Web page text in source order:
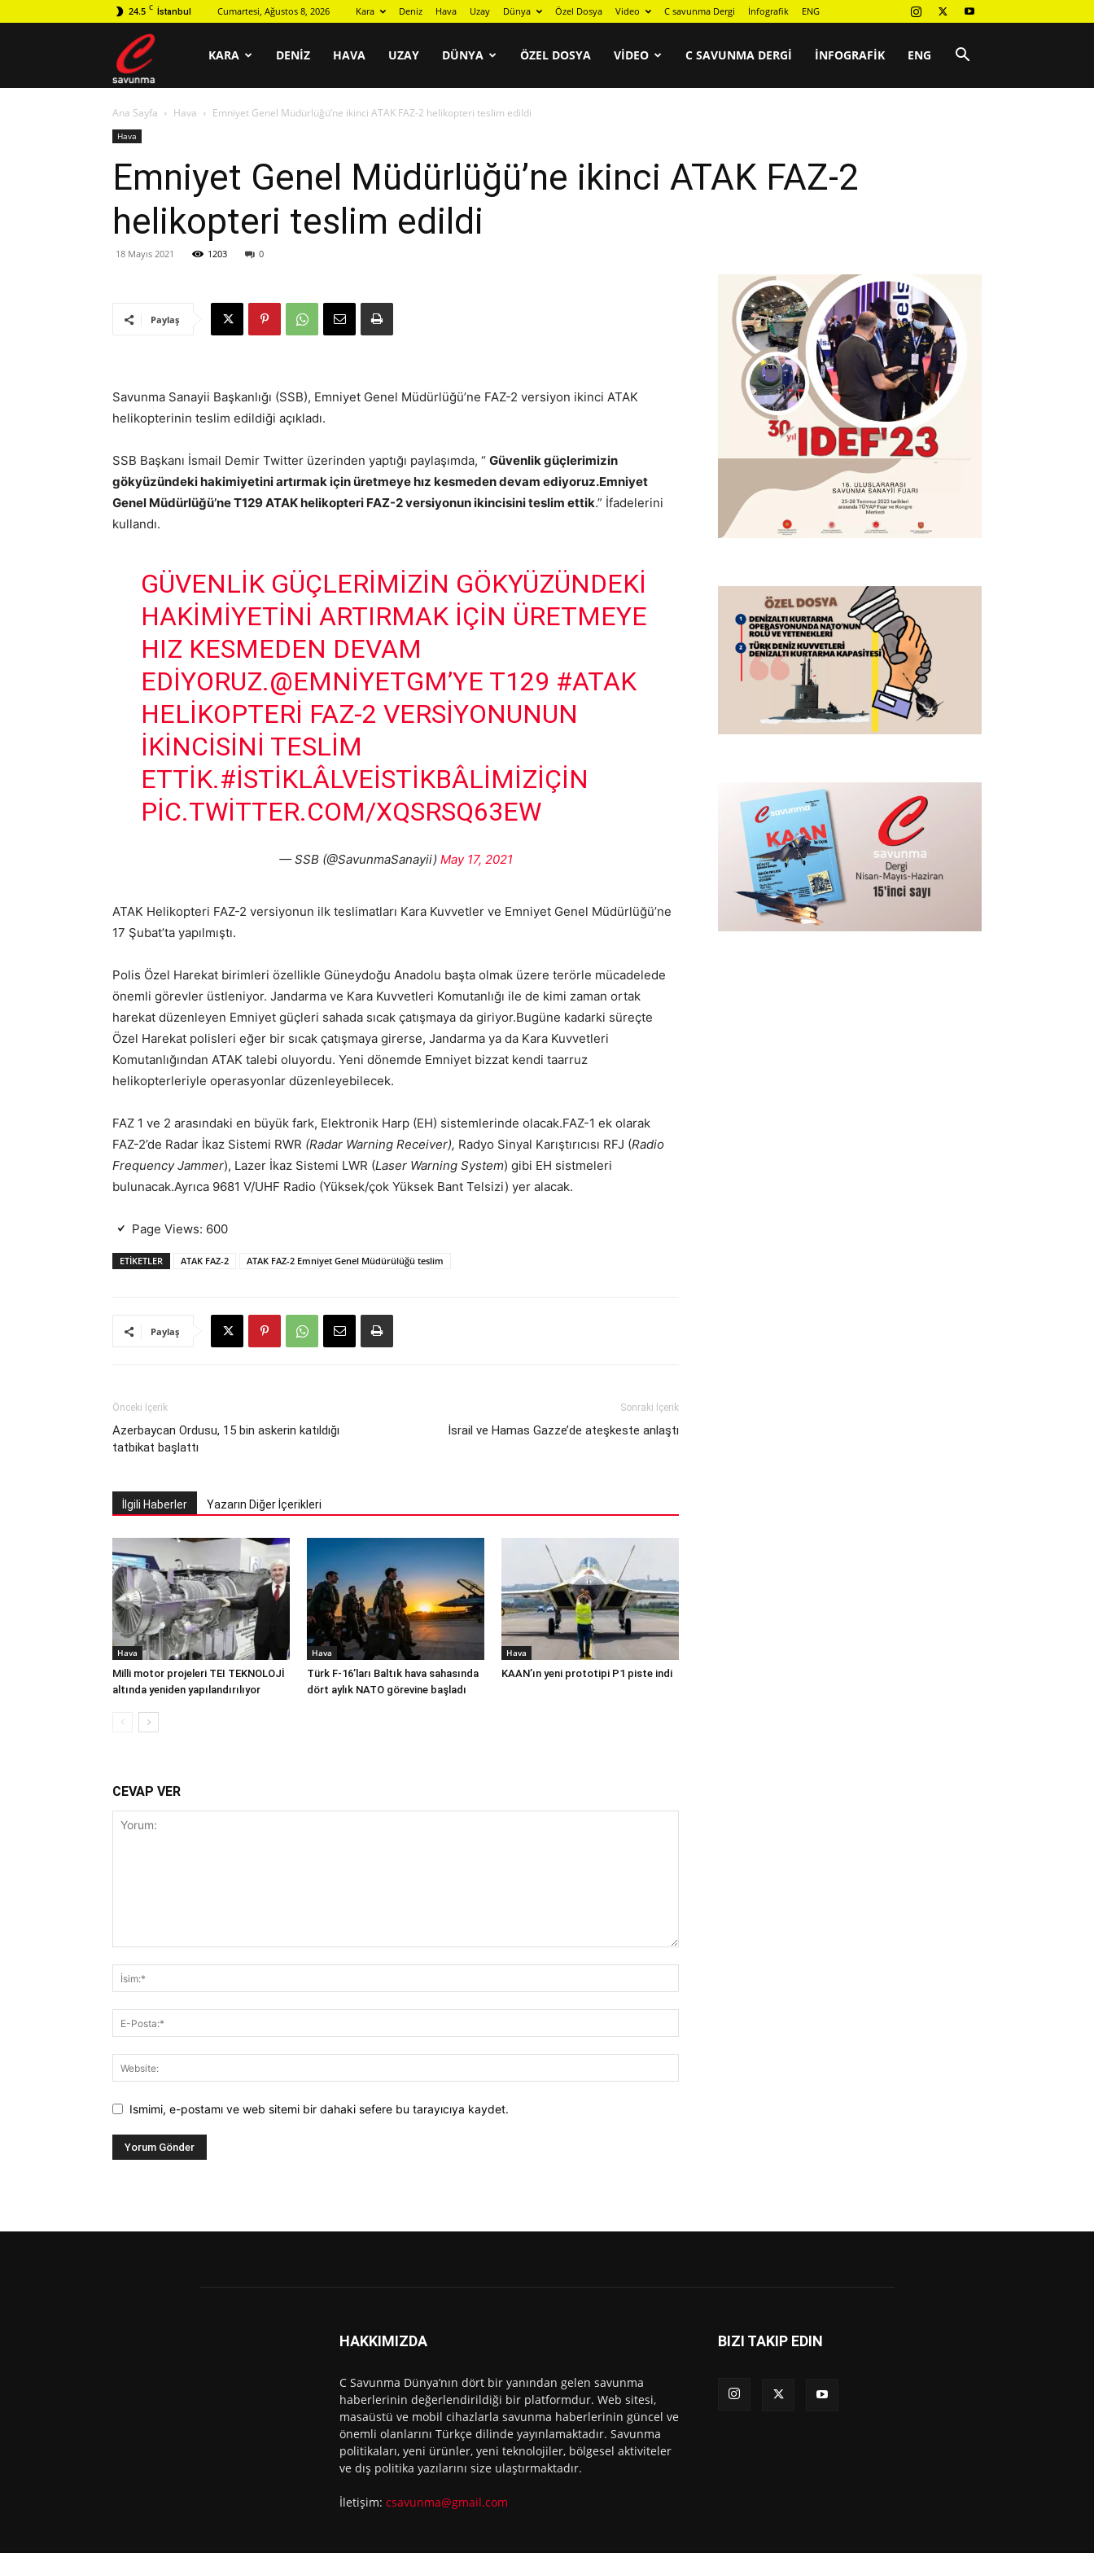
24.5 C İstanbul Cumartesi, Ağustos 8, 2026 Kara Deniz Hava Uzay Dünya Özel Dosya Video C savunma Dergi İnfografik ENG
savunma
KARA DENIZ HAVA UZAY DÜNYA ÖZEL DOSYA VIDEO C SAVUNMA DERGI İNFOGRAFIK ENG
Ana Sayfa Hava Emniyet Genel Müdürlüğü’ne ikinci ATAK FAZ-2 helikopteri teslim edildi
Hava
Emniyet Genel Müdürlüğü’ne ikinci ATAK FAZ-2
helikopteri teslim edildi
18 Mayıs 2021 1203 0
Paylaş
Savunma Sanayii Başkanlığı (SSB), Emniyet Genel Müdürlüğü’ne FAZ-2 versiyon ikinci ATAK
helikopterinin teslim edildiği açıkladı.
SSB Başkanı İsmail Demir Twitter üzerinden yaptığı paylaşımda, “ Güvenlik güçlerimizin
gökyüzündeki hakimiyetini artırmak için üretmeye hız kesmeden devam ediyoruz.Emniyet
Genel Müdürlüğü’ne T129 ATAK helikopteri FAZ-2 versiyonun ikincisini teslim ettik.” İfadelerini
kullandı.
GÜVENLIK GÜÇLERIMIZIN GÖKYÜZÜNDEKI
HAKIMIYETINI ARTIRMAK IÇIN ÜRETMEYE
HIZ KESMEDEN DEVAM
EDIYORUZ.@EMNIYETGM’YE T129 #ATAK
HELIKOPTERI FAZ-2 VERSIYONUNUN
IKINCISINI TESLIM
ETTIK.#İSTIKLÂLVEİSTIKBÂLIMIZİÇIN
PIC.TWITTER.COM/XQSRSQ63EW
— SSB (@SavunmaSanayii) May 17, 2021
ATAK Helikopteri FAZ-2 versiyonun ilk teslimatları Kara Kuvvetler ve Emniyet Genel Müdürlüğü’ne
17 Şubat’ta yapılmıştı.
Polis Özel Harekat birimleri özellikle Güneydoğu Anadolu başta olmak üzere terörle mücadelede
önemli görevler üstleniyor. Jandarma ve Kara Kuvvetleri Komutanlığı ile de kimi zaman ortak
harekat düzenleyen Emniyet güçleri sahada sıcak çatışmaya da giriyor.Bugüne kadarki süreçte
Özel Harekat polisleri eğer bir sıcak çatışmaya girerse, Jandarma ya da Kara Kuvvetleri
Komutanlığından ATAK talebi oluyordu. Yeni dönemde Emniyet bizzat kendi taarruz
helikopterleriyle operasyonlar düzenleyebilecek.
FAZ 1 ve 2 arasındaki en büyük fark, Elektronik Harp (EH) sistemlerinde olacak.FAZ-1 ek olarak
FAZ-2’de Radar İkaz Sistemi RWR (Radar Warning Receiver), Radyo Sinyal Karıştırıcısı RFJ (Radio
Frequency Jammer), Lazer İkaz Sistemi LWR (Laser Warning System) gibi EH sistmeleri
bulunacak.Ayrıca 9681 V/UHF Radio (Yüksek/çok Yüksek Bant Telsizi) yer alacak.
Page Views: 600
ETIKETLER ATAK FAZ-2 ATAK FAZ-2 Emniyet Genel Müdürülüğü teslim
Paylaş
Önceki İçerik
Azerbaycan Ordusu, 15 bin askerin katıldığı
tatbikat başlattı
Sonraki İçerik
İsrail ve Hamas Gazze’de ateşkeste anlaştı
İlgili Haberler Yazarın Diğer İçerikleri
Hava
Milli motor projeleri TEI TEKNOLOJİ
altında yeniden yapılandırılıyor
Hava
Türk F-16’ları Baltık hava sahasında
dört aylık NATO görevine başladı
Hava
KAAN’ın yeni prototipi P1 piste indi
CEVAP VER
Ismimi, e-postamı ve web sitemi bir dahaki sefere bu tarayıcıya kaydet.
HAKKIMIZDA
C Savunma Dünya’nın dört bir yanından gelen savunma
haberlerinin değerlendirildiği bir platformdur. Web sitesi,
masaüstü ve mobil cihazlarla savunma haberlerinin güncel ve
önemli olanlarını Türkçe dilinde yayınlamaktadır. Savunma
politikaları, yeni ürünler, yeni teknolojiler, bölgesel aktiviteler
ve dış politika yazılarını size ulaştırmaktadır.
İletişim: csavunma@gmail.com
BIZI TAKIP EDIN